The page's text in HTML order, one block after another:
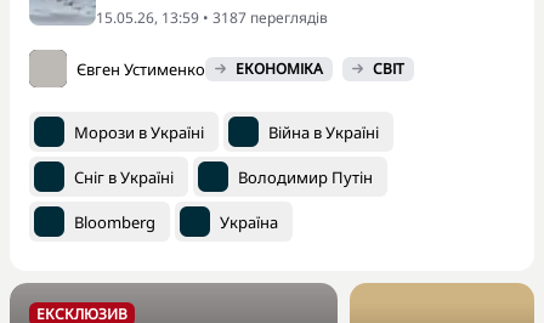
15.05.26, 13:59 • 3187 переглядiв
Євген Устименко ЕКОНОМІКА СВІТ
Морози в Україні Війна в Україні
Сніг в Україні Володимир Путін
Bloomberg Україна
ЕКСКЛЮЗИВ